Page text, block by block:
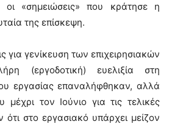
οι «σημειώσεις» που κράτησε η
της επίσκεψη.
για γενίκευση των επιχειρησιακών
(εργοδοτική) ευελιξία στη
εργασίας επαναλήφθηκαν, αλλά
τον Ιούνιο για τις τελικές
ότι στο εργασιακό υπάρχει μείζον